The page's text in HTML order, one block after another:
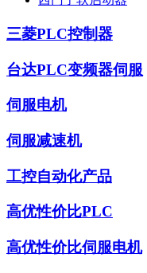
三菱PLC控制器
台达PLC变频器伺服
伺服电机
伺服减速机
工控自动化产品
高优性价比PLC
高优性价比伺服电机